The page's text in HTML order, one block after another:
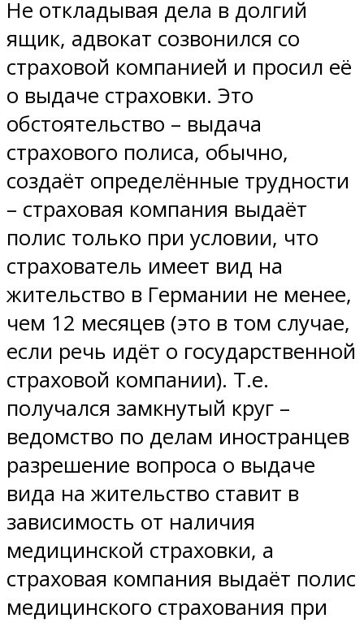
Не откладывая дела в долгий
ящик, адвокат созвонился со
страховой компанией и просил её
о выдаче страховки. Это
обстоятельство – выдача
страхового полиса, обычно,
создаёт определённые трудности
– страховая компания выдаёт
полис только при условии, что
страхователь имеет вид на
жительство в Германии не менее,
чем 12 месяцев (это в том случае,
если речь идёт о государственной
страховой компании). Т.е.
получался замкнутый круг –
ведомство по делам иностранцев
разрешение вопроса о выдаче
вида на жительство ставит в
зависимость от наличия
медицинской страховки, а
страховая компания выдаёт полис
медицинского страхования при